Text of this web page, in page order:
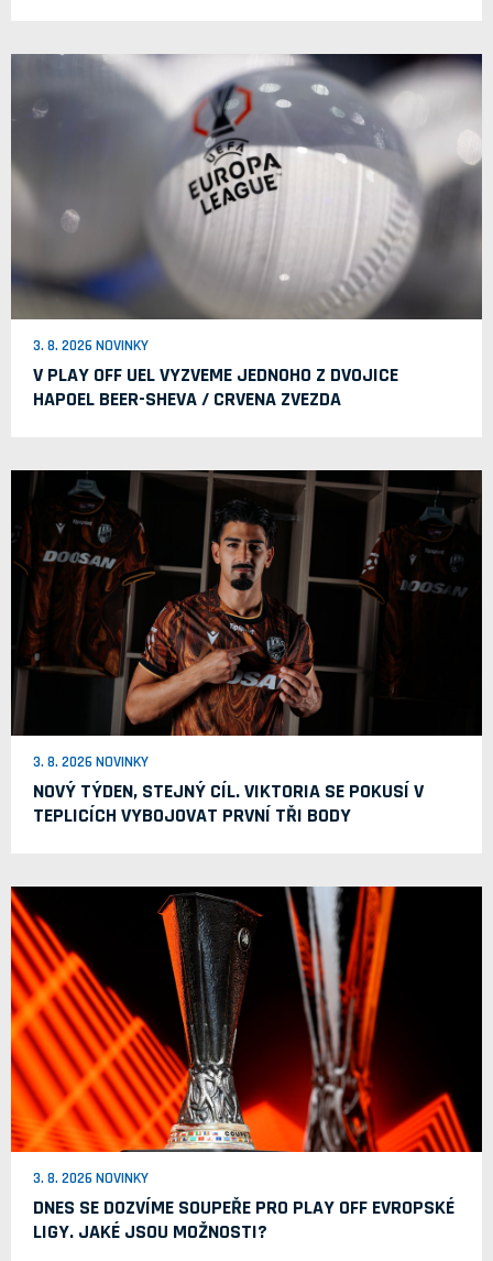
3. 8. 2026 NOVINKY
V PLAY OFF UEL VYZVEME JEDNOHO Z DVOJICE
HAPOEL BEER-SHEVA / CRVENA ZVEZDA
3. 8. 2026 NOVINKY
NOVÝ TÝDEN, STEJNÝ CÍL. VIKTORIA SE POKUSÍ V
TEPLICÍCH VYBOJOVAT PRVNÍ TŘI BODY
3. 8. 2026 NOVINKY
DNES SE DOZVÍME SOUPEŘE PRO PLAY OFF EVROPSKÉ
LIGY. JAKÉ JSOU MOŽNOSTI?